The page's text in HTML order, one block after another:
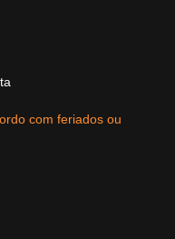
com feriados ou